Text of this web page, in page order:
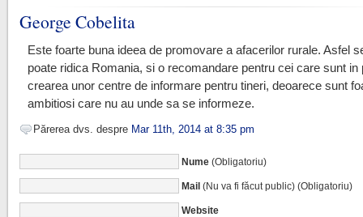
George Cobelita
Este foarte buna ideea de promovare a afacerilor rurale. Asfel
poate ridica Romania, si o recomandare pentru cei care sunt in
crearea unor centre de informare pentru tineri, deoarece sunt
ambitiosi care nu au unde sa se informeze.
Părerea dvs. despre Mar 11th, 2014 at 8:35 pm
Nume(Obligatoriu)
Mail(Nu va fi făcut public) (Obligatoriu)
Website